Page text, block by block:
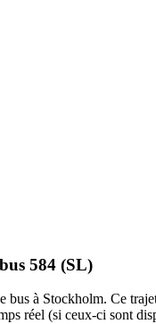
584 (SL)
bus à Stockholm. Ce
réel (si ceux-ci sont